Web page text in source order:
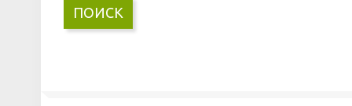
ПОИСК